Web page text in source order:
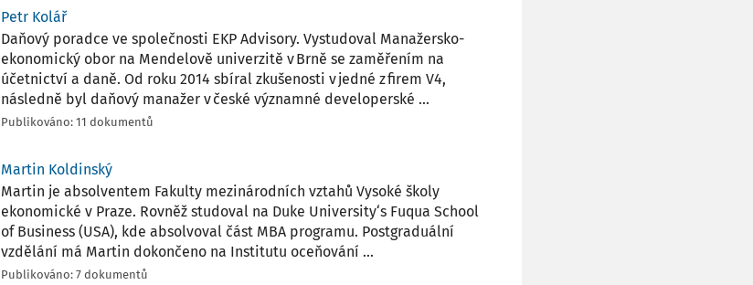
Petr Kolář
Daňový poradce ve společnosti EKP Advisory. Vystudoval Manažersko-
ekonomický obor na Mendelově univerzitě v Brně se zaměřením na
účetnictví a daně. Od roku 2014 sbíral zkušenosti v jedné z firem V4,
následně byl daňový manažer v české významné developerské ...
Publikováno: 11 dokumentů
Martin Koldinský
Martin je absolventem Fakulty mezinárodních vztahů Vysoké školy
ekonomické v Praze. Rovněž studoval na Duke University‘s Fuqua School
of Business (USA), kde absolvoval část MBA programu. Postgraduální
vzdělání má Martin dokončeno na Institutu oceňování ...
Publikováno: 7 dokumentů